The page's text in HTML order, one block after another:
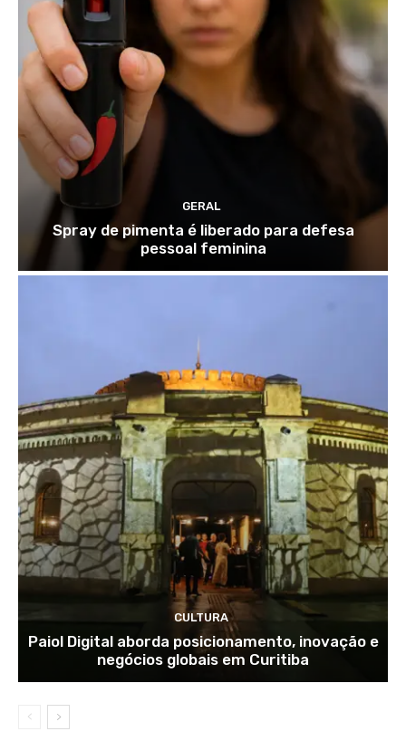
GERAL
Spray de pimenta é liberado para defesa
pessoal feminina
CULTURA
Paiol Digital aborda posicionamento, inovação e
negócios globais em Curitiba